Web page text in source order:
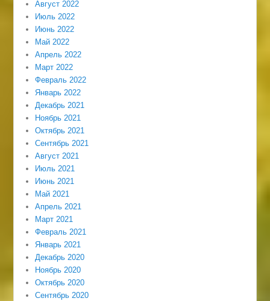
Август 2022
Июль 2022
Июнь 2022
Май 2022
Апрель 2022
Март 2022
Февраль 2022
Январь 2022
Декабрь 2021
Ноябрь 2021
Октябрь 2021
Сентябрь 2021
Август 2021
Июль 2021
Июнь 2021
Май 2021
Апрель 2021
Март 2021
Февраль 2021
Январь 2021
Декабрь 2020
Ноябрь 2020
Октябрь 2020
Сентябрь 2020